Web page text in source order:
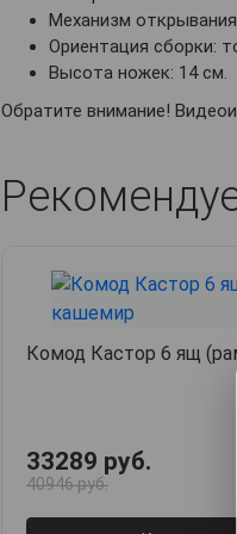
Механизм
Ориентация сборки:
Высота ножек: 14 см.
Обратите внимание!
Комод Кастор 6 ящ
33289 руб.
40946 руб.